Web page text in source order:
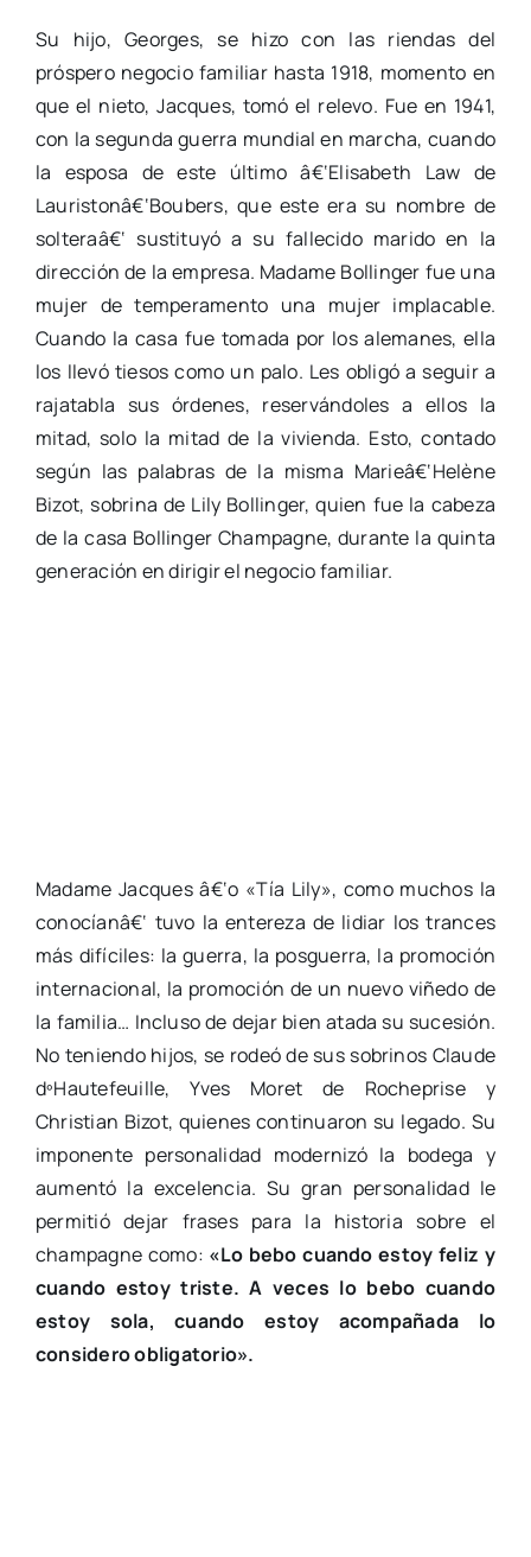
Su hijo, Georges, se hizo con las riendas del
próspero negocio familiar hasta 1918, momento en
que el nieto, Jacques, tomó el relevo. Fue en 1941,
con la segunda guerra mundial en marcha, cuando
la esposa de este último â€‘Elisabeth Law de
Lauristonâ€‘Boubers, que este era su nombre de
solteraâ€‘ sustituyó a su fallecido marido en la
dirección de la empresa. Madame Bollinger fue una
mujer de temperamento una mujer implacable.
Cuando la casa fue tomada por los alemanes, ella
los llevó tiesos como un palo. Les obligó a seguir a
rajatabla sus órdenes, reservándoles a ellos la
mitad, solo la mitad de la vivienda. Esto, contado
según las palabras de la misma Marieâ€‘Helène
Bizot, sobrina de Lily Bollinger, quien fue la cabeza
de la casa Bollinger Champagne, durante la quinta
generación en dirigir el negocio familiar.
Madame Jacques â€‘o «Tía Lily», como muchos la
conocíanâ€‘ tuvo la entereza de lidiar los trances
más difíciles: la guerra, la posguerra, la promoción
internacional, la promoción de un nuevo viñedo de
la familia… Incluso de dejar bien atada su sucesión.
No teniendo hijos, se rodeó de sus sobrinos Claude
dºHautefeuille, Yves Moret de Rocheprise y
Christian Bizot, quienes continuaron su legado. Su
imponente personalidad modernizó la bodega y
aumentó la excelencia. Su gran personalidad le
permitió dejar frases para la historia sobre el
champagne como: «Lo bebo cuando estoy feliz y
cuando estoy triste. A veces lo bebo cuando
estoy sola, cuando estoy acompañada lo
considero obligatorio».